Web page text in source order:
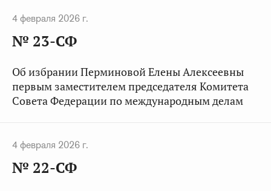
4 февраля 2026 г.
№ 23-СФ
Об избрании Перминовой Елены Алексеевны
первым заместителем председателя Комитета
Совета Федерации по международным делам
4 февраля 2026 г.
№ 22-СФ